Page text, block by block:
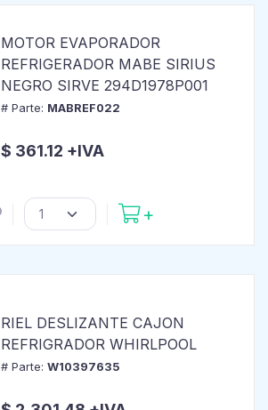
MOTOR EVAPORADOR
REFRIGERADOR MABE SIRIUS
NEGRO SIRVE 294D1978P001
# Parte: MABREF022
$ 361.12 +IVA
RIEL DESLIZANTE CAJON
REFRIGRADOR WHIRLPOOL
# Parte: W10397635